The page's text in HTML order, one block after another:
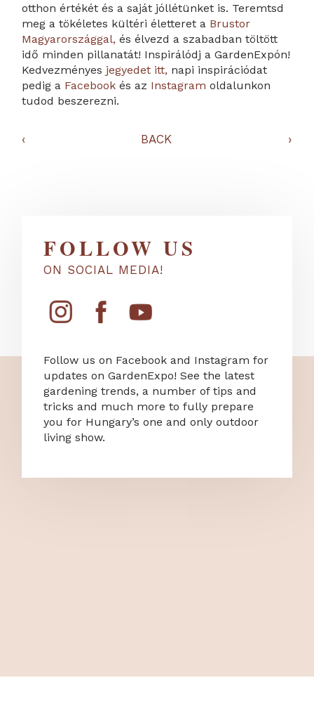
otthon értékét és a saját jóllétünket is. Teremtsd
meg a tökéletes kültéri életteret a Brustor
Magyarországgal, és élvezd a szabadban töltött
idő minden pillanatát! Inspirálódj a GardenExpón!
Kedvezményes jegyedet itt, napi inspirációdat
pedig a Facebook és az Instagram oldalunkon
tudod beszerezni.
‹ BACK ›
FOLLOW US
ON SOCIAL MEDIA!
Follow us on Facebook and Instagram for
updates on GardenExpo! See the latest
gardening trends, a number of tips and
tricks and much more to fully prepare
you for Hungary’s one and only outdoor
living show.